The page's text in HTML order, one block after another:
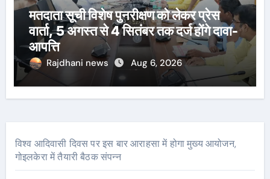
मतदाता सूची विशेष पुनरीक्षण को लेकर प्रेस
वार्ता, 5 अगस्त से 4 सितंबर तक दर्ज होंगे दावा-
आपत्ति
Rajdhani news Aug 6, 2026
विश्व आदिवासी दिवस पर इस बार आराहसा में होगा मुख्य आयोजन,
गोइलकेरा में तैयारी बैठक संपन्न